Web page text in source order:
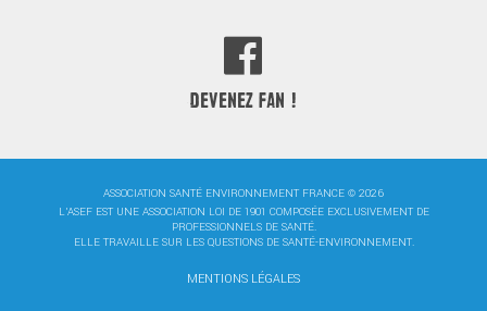
DEVENEZ FAN !
ASSOCIATION SANTÉ ENVIRONNEMENT FRANCE © 2026
L'ASEF EST UNE ASSOCIATION LOI DE 1901 COMPOSÉE EXCLUSIVEMENT DE
PROFESSIONNELS DE SANTÉ.
ELLE TRAVAILLE SUR LES QUESTIONS DE SANTÉ-ENVIRONNEMENT.
MENTIONS LÉGALES